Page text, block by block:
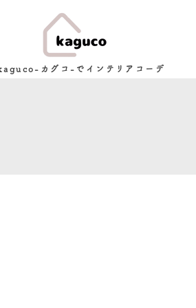
カグコ-でインテリアコーデ